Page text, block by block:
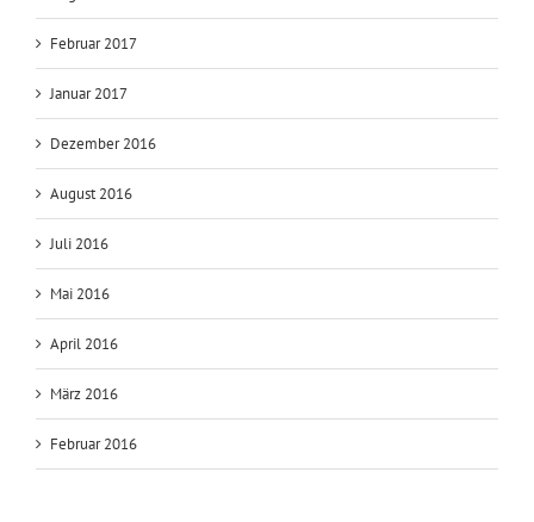
Februar 2017
Januar 2017
Dezember 2016
August 2016
Juli 2016
Mai 2016
April 2016
März 2016
Februar 2016